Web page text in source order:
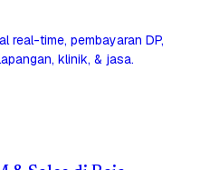
real-time, pembayaran DP,
klinik, & jasa.